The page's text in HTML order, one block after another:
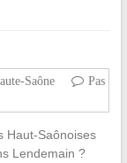
Saône
Pas
Haut-Saônoises
Lendemain ?